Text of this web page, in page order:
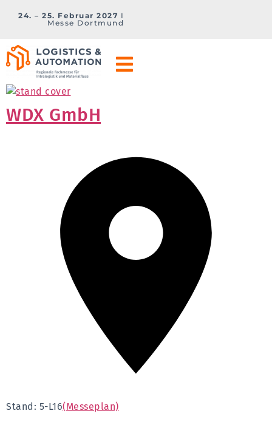
24. – 25. Februar 2027 I
Messe Dortmund
WDX GmbH
Stand: 5-L16(Messeplan)